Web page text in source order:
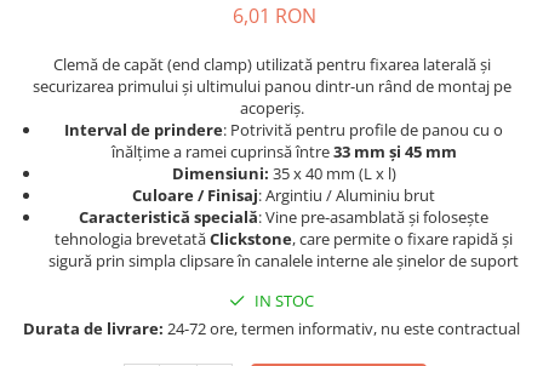
Invertoare Off-grid
Controlere solare
MPPT
PWM
Convertoare de tensiune
Sisteme de stocare energie
LiFePO4
Pachete complete stocare energie
6,01 RON
Clemă de capăt (end clamp) utilizată pentru fixarea laterală și
securizarea primului și ultimului panou dintr-un rând de montaj pe
acoperiș.
Interval de prindere: Potrivită pentru profile de panou cu o
înălțime a ramei cuprinsă între33 mm și 45 mm
Dimensiuni: 35 x 40 mm (L x l)
Culoare / Finisaj: Argintiu / Aluminiu brut
Caracteristică specială: Vine pre-asamblată și folosește
tehnologia brevetatăClickstone, care permite o fixare rapidă și
sigură prin simpla clipsare în canalele interne ale șinelor de suport
IN STOC
Durata de livrare: 24-72 ore, termen informativ, nu este contractual